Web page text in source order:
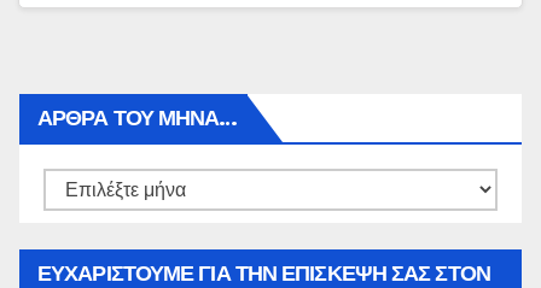
ΑΡΘΡΑ ΤΟΥ ΜΉΝΑ…
Αρθρα
ΕΥΧΑΡΙΣΤΟΥΜΕ ΓΙΑ ΤΗΝ ΕΠΙΣΚΕΨΗ ΣΑΣ ΣΤΟΝ